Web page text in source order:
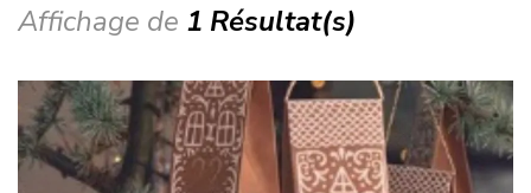
Affichage de 1 Résultat(s)